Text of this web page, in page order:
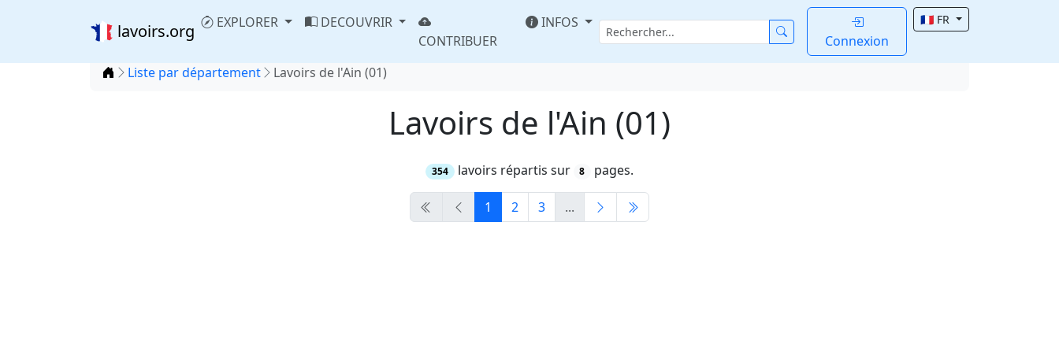
lavoirs.org EXPLORER
DECOUVRIR
CONTRIBUER
INFOS
Connexion
🇫🇷 FR
Accueil
Liste par département Lavoirs de l'Ain (01)
Lavoirs de l'Ain (01)
354 lavoirs répartis sur 8 pages.
1 2 3 ...